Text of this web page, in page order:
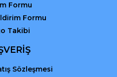
Formu
Formu
Takibi
Sözleşmesi